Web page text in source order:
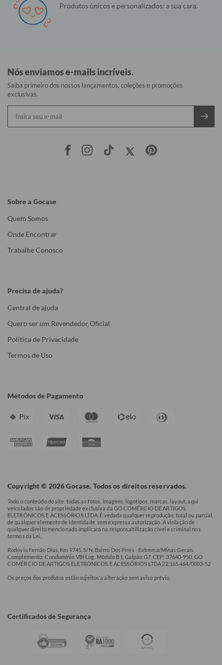
Produtos únicos e personalizados: a sua cara.
Nós enviamos e-mails incríveis.
Saiba primeiro dos nossos lançamentos, coleções e promoções
exclusivas.
Sobre a Gocase
Quem Somos
Onde Encontrar
Trabalhe Conosco
Precisa de ajuda?
Central de ajuda
Quero ser um Revendedor Oficial
Política de Privacidade
Termos de Uso
Métodos de Pagamento
Pix
Copyright © 2026 Gocase. Todos os direitos reservados.
Todo o conteúdo do site, todas as fotos, imagens, logotipos, marcas, layout, aqui
veículados são de propriedade exclusiva da GO COMÉRCIO DE ARTIGOS
ELETRÔNICOS E ACESSÓRIOS LTDA. É vedada qualquer reprodução, total ou parcial,
de qualquer elemento de identidade, sem expressa autorização. A violação de
qualquer direito mencionado implicará na responsabilização cível e criminal nos
termos da Lei.
Rodovia Fernão Dias, Km 9745, S/N, Bairro Dos Pires - Extrema/Minas Gerais.
Complemento: Condomínio VBI Log, Módulo B1, Galpão G7. CEP: 37640-950. GO
COMÉRCIO DE ARTIGOS ELETRÔNICOS E ACESSÓRIOS LTDA 22.165.464/0003-52
Os preços dos produtos estão sujeitos a alteração sem aviso prévio.
Certificados de Segurança